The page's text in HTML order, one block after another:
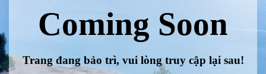
Coming Soon
Trang đang bảo trì, vui lòng truy cập lại sau!